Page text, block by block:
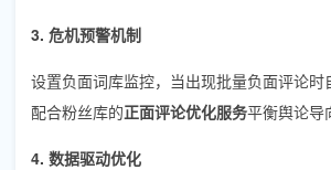
3. 危机预警机制
设置负面词库监控，当出现批量负面评论时
配合粉丝库的正面评论优化服务平衡舆论导
4. 数据驱动优化